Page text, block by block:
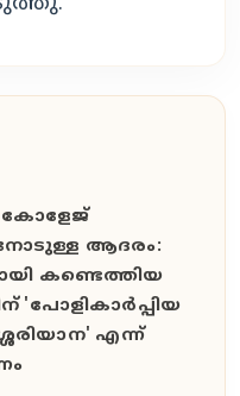
ആദരം:
കണ്ടെത്തിയ
'പോളികാർപ്പിയ
എന്ന്